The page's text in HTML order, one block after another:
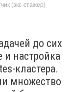
(экс-стажер)
до сих
настройка
кластера.
множество